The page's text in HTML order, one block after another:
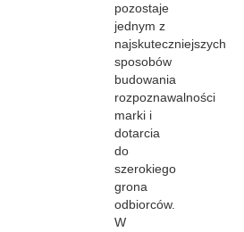
pozostaje
jednym z
najskuteczniejszych
sposobów
budowania
rozpoznawalności
marki i
dotarcia
do
szerokiego
grona
odbiorców.
W